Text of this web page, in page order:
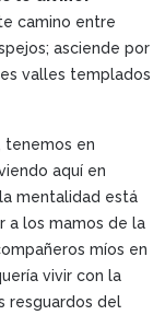
camino entre
asciende por
valles templados
tenemos en
aquí en
mentalidad está
a los mamos de la
míos en
vivir con la
resguardos del